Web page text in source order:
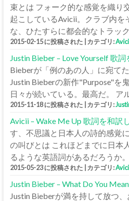
束とは フォーク的な感覚を織り
起こしているAvicii。クラブ内を
な、ひたすらに都会的なトラッ
2015-02-15 に投稿された カテゴリ:
Justin Bieber – Love Yourself 歌
Bieberが「例のあの人」に宛て
Justin Bieberの新作"Purpose"を
日々が続いている。最高だ。 アル
2015-11-18 に投稿された カテゴリ:
Avicii – Wake Me Up 歌詞を和訳
す、不思議と日本人の詩的感覚
の叫びとは これほどまでに日本
るような英語詞があるだろうか。
2015-05-23 に投稿された カテゴリ:
Justin Bieber – What Do You
Justin Bieberが満を持して放つ